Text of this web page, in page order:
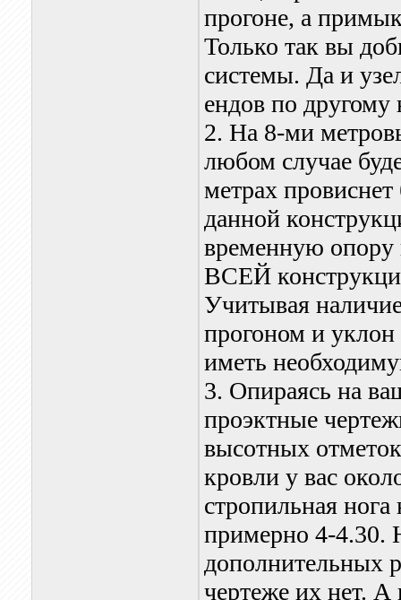
прогоне, а
Только так вы
системы. Да и
ендов по другому
2. На 8-ми
любом случае
метрах
данной
временную опору
ВСЕЙ
Учитывая
прогоном и уклон
иметь
3. Опираясь на
проэктные
высотных
кровли у вас
стропильная нога
примерно 4-4.30.
дополнительных
чертеже их нет. А